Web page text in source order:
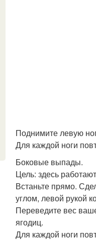
Поднимите левую
Для каждой ноги
Боковые выпады.
Цель: здесь
Встаньте прямо.
углом, левой рукой
Переведите вес
ягодиц.
Для каждой ноги